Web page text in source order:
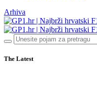
Arhiva
The Latest